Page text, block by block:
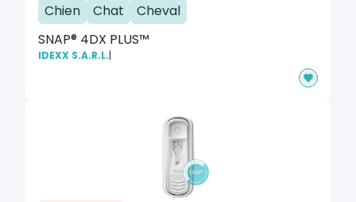
Chien Chat
Cheval
SNAP® 4DX PLUS™
IDEXX S.A.R.L.|